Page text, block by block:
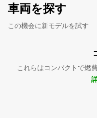
車両を探す
この機会に新モデルを試す
これらはコンパクトで燃